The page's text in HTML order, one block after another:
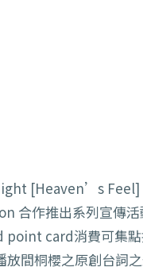
[Heaven’s Feel]
合作推出系列宣傳
point card消費可集點
放間桐櫻之原創台詞